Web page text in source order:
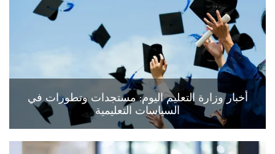
أخبار وزارة التعليم اليوم: مستجدات وتطورات في
السياسات التعليمية